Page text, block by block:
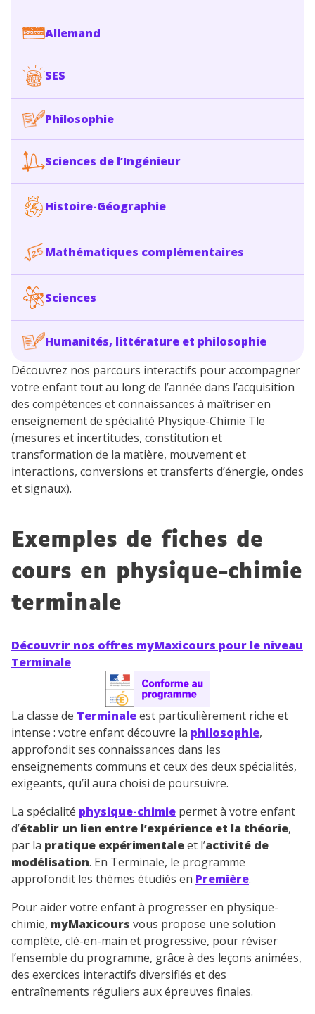
Allemand
SES
Philosophie
Sciences de l’Ingénieur
Histoire-Géographie
Mathématiques complémentaires
Sciences
Humanités, littérature et philosophie
Découvrez nos parcours interactifs pour accompagner
votre enfant tout au long de l’année dans l’acquisition
des compétences et connaissances à maîtriser en
enseignement de spécialité Physique-Chimie Tle
(mesures et incertitudes, constitution et
transformation de la matière, mouvement et
interactions, conversions et transferts d’énergie, ondes
et signaux).
Exemples de fiches de
cours en physique-chimie
terminale
Découvrir nos offres myMaxicours pour le niveau
Terminale
La classe de Terminaleest particulièrement riche et
intense : votre enfant découvre la philosophie,
approfondit ses connaissances dans les
enseignements communs et ceux des deux spécialités,
exigeants, qu’il aura choisi de poursuivre.
La spécialité physique-chimie permet à votre enfant
d’établir un lien entre l’expérience et la théorie,
par la pratique expérimentaleet l’activité de
modélisation. En Terminale, le programme
approfondit les thèmes étudiés en Première.
Pour aider votre enfant à progresser en physique-
chimie, myMaxicours vous propose une solution
complète, clé-en-main et progressive, pour réviser
l’ensemble du programme, grâce à des leçons animées,
des exercices interactifs diversifiés et des
entraînements réguliers aux épreuves finales.